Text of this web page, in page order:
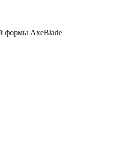
формы AxeBlade